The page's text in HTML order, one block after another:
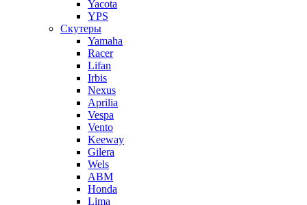
Yacota
YPS
Скутеры
Yamaha
Racer
Lifan
Irbis
Nexus
Aprilia
Vespa
Vento
Keeway
Gilera
Wels
ABM
Honda
Lima